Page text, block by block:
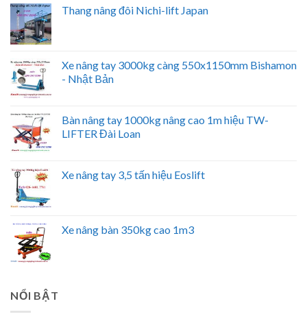
Thang nâng đôi Nichi-lift Japan
Xe nâng tay 3000kg càng 550x1150mm Bishamon
- Nhật Bản
Bàn nâng tay 1000kg nâng cao 1m hiệu TW-
LIFTER Đài Loan
Xe nâng tay 3,5 tấn hiệu Eoslift
Xe nâng bàn 350kg cao 1m3
NỔI BẬT